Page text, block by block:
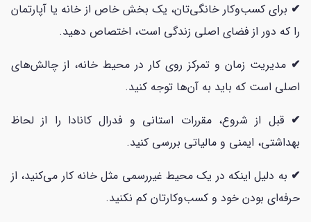
✔ برای کسب‌وکار خانگی‌تان، یک بخش خاص از خانه یا آپارتمان
را که دور از فضای اصلی زندگی است، اختصاص دهید.
✔ مدیریت زمان و تمرکز روی کار در محیط خانه، از چالش‌های
اصلی است که باید به آن‌ها توجه کنید.
✔ قبل از شروع، مقررات استانی و فدرال کانادا را از لحاظ
بهداشتی، ایمنی و مالیاتی بررسی کنید.
✔ به دلیل اینکه در یک محیط غیررسمی مثل خانه کار می‌کنید، از
حرفه‌ای بودن خود و کسب‌وکارتان کم نکنید.